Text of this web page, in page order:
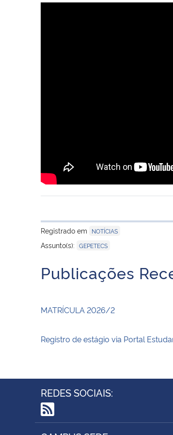
Registrado em
NOTÍCIAS
Assunto(s): GEPETECS
Publicações
MATRÍCULA 2026/2
Registro de estágio via Portal
REDES SOCIAIS:
RSS